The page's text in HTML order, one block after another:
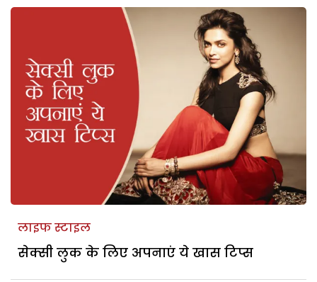
लाइफ स्टाइल
सेक्सी लुक के लिए अपनाएं ये खास टिप्स